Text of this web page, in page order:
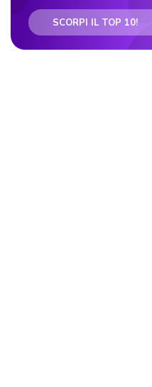
SCORPI IL TOP 10!